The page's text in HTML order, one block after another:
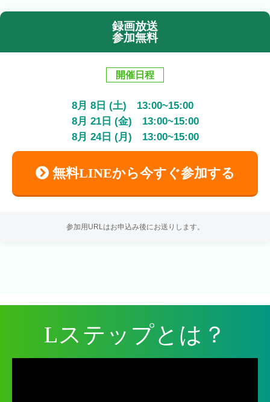
録画放送
参加無料
開催日程
8月 8日 (土) 13:00~15:00
8月 21日 (金) 13:00~15:00
8月 24日 (月) 13:00~15:00
無料LINEから今すぐ参加する
参加用URLはお申込み後にお送りします。
Lステップとは？